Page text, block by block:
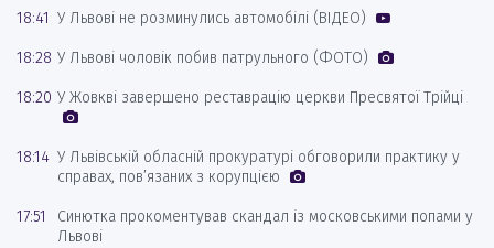
18:41 У Львові не розминулись автомобілі (ВІДЕО)
18:28 У Львові чоловік побив патрульного (ФОТО)
18:20 У Жовкві завершено реставрацію церкви Пресвятої Трійці
18:14 У Львівській обласній прокуратурі обговорили практику у
справах, пов’язаних з корупцією
17:51
Синютка прокоментував скандал із московськими попами у
Львові